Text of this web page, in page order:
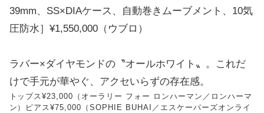
39mm、SS×DIAケース、自動巻きムーブメント、10気
圧防水］¥1,550,000（ウブロ）
ラバー×ダイヤモンドの〝オールホワイト〟。これだ
けで手元が華やぐ、アクセいらずの存在感。
トップス¥23,000（オーラリー フォー ロンハーマン／ロンハーマ
ン）ピアス¥75,000（SOPHIE BUHAI／エスケーパーズオンライ